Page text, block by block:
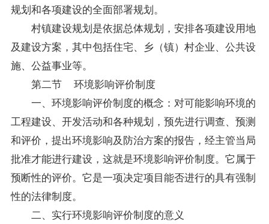
规划和各项建设的全面部署规划。
村镇建设规划是依据总体规划，安排各项建设用地
及建设方案，其中包括住宅、乡（镇）村企业、公共设
施、公益事业等。
第二节 环境影响评价制度
一、环境影响评价制度的概念：对可能影响环境的
工程建设、开发活动和各种规划，预先进行调查、预测
和评价，提出环境影响及防治方案的报告，经主管当局
批准才能进行建设，这就是环境影响评价制度。它属于
预断性的评价。它是一项决定项目能否进行的具有强制
性的法律制度。
二、实行环境影响评价制度的意义